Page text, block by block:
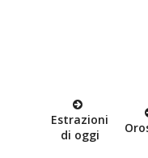
Estrazioni
di oggi